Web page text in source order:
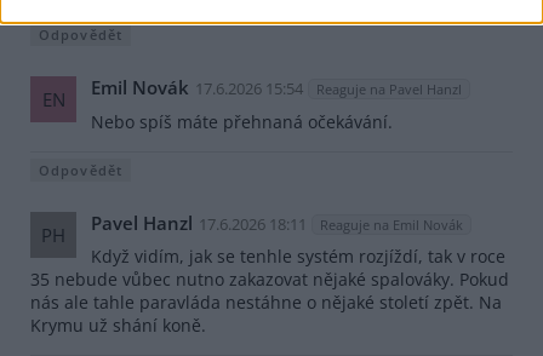
Odpovědět
EN Emil Novák 17.6.2026 15:54 Reaguje na Pavel Hanzl
Nebo spíš máte přehnaná očekávání.
Odpovědět
PH Pavel Hanzl 17.6.2026 18:11 Reaguje na Emil Novák
Když vidím, jak se tenhle systém rozjíždí, tak v roce
35 nebude vůbec nutno zakazovat nějaké spalováky. Pokud
nás ale tahle paravláda nestáhne o nějaké století zpět. Na
Krymu už shání koně.